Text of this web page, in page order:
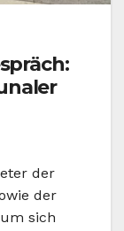
der
der
sich